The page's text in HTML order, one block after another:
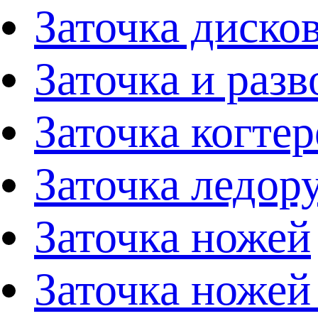
Заточка
Заточка и
Заточка
Заточка
Заточка ножей
Заточка